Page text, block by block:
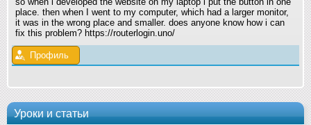
Уроки и статьи
place. then when I went to my computer, which had a larger monitor,
it was in the wrong place and smaller. does anyone know how i can
fix this problem? https://routerlogin.uno/
Профиль